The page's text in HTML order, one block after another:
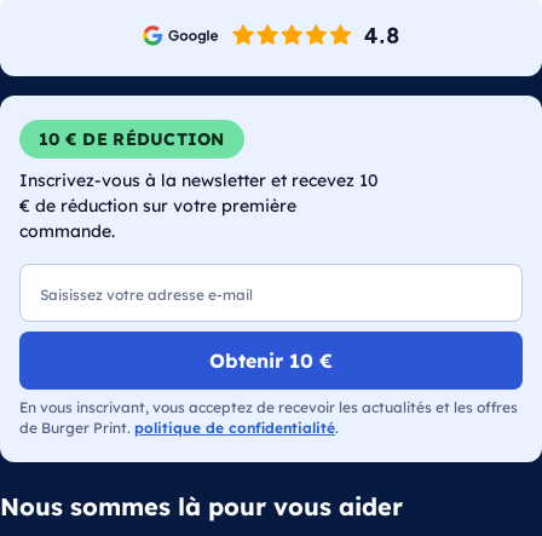
10 € DE RÉDUCTION
Inscrivez-vous à la newsletter et recevez 10
€ de réduction sur votre première
commande.
E-mail
Obtenir 10 €
En vous inscrivant, vous acceptez de recevoir les actualités et les offres
de Burger Print. politique de confidentialité.
Nous sommes là pour vous aider